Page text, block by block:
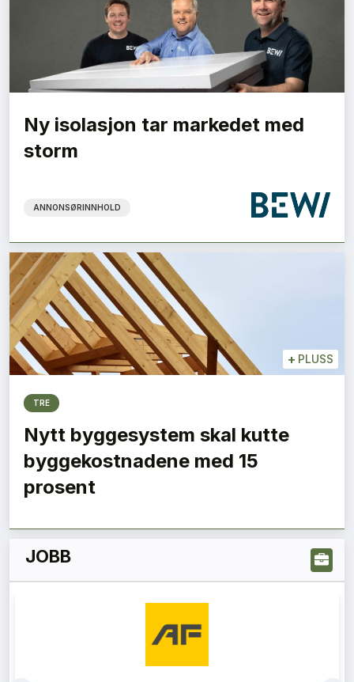
Vi Bygger Vestland 2026
Byggenæringens Klimakonferanse 2026
Ny isolasjon tar markedet med
storm
ANNONSØRINNHOLD
+ PLUSS
TRE
Nytt byggesystem skal kutte
byggekostnadene med 15
prosent
JOBB